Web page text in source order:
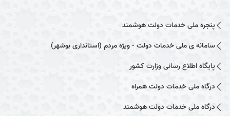
پنجره ملی خدمات دولت هوشمند
سامانه ی ملی خدمات دولت - ویژه مردم (استانداری بوشهر)
پایگاه اطلاع رسانی وزارت کشور
درگاه ملی خدمات دولت همراه
درگاه ملی خدمات دولت هوشمند